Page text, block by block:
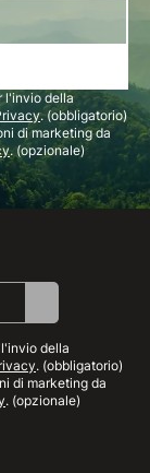
l'invio della
. (obbligatorio)
di marketing da
. (opzionale)
della
. (obbligatorio)
di marketing da
. (opzionale)